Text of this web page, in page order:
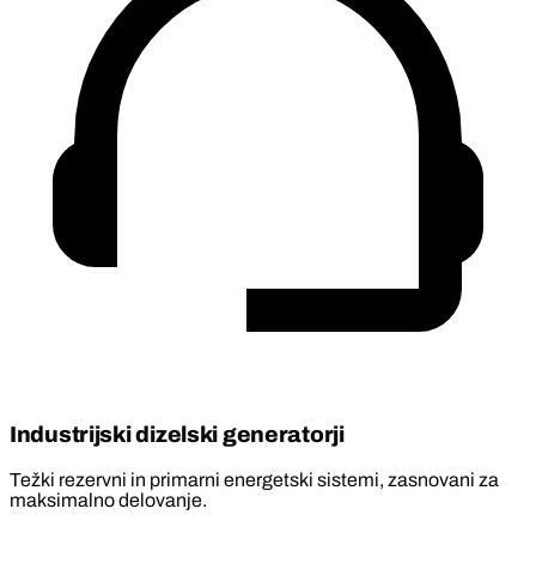
Industrijski dizelski generatorji
Težki rezervni in primarni energetski sistemi, zasnovani za
maksimalno delovanje.